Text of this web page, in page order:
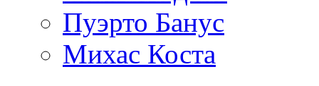
Пуэрто Банус
Михас Коста